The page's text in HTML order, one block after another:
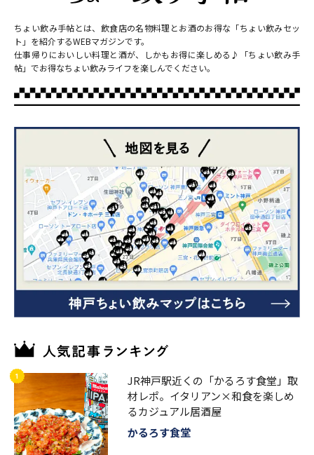
ちょい飲み手帖とは、飲食店の名物料理とお酒のお得な「ちょい飲みセッ
ト」を紹介するWEBマガジンです。
仕事帰りにおいしい料理と酒が、しかもお得に楽しめる♪「ちょい飲み手
帖」でお得なちょい飲みライフを楽しんでください。
JR神戸駅近くの「かるろす食堂」取
材レポ。イタリアン×和食を楽しめ
るカジュアル居酒屋
かるろす食堂